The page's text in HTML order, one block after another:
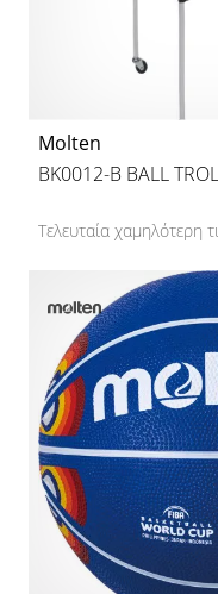
Molten
BK0012-B BALL
Τελευταία χαμηλότερη
One